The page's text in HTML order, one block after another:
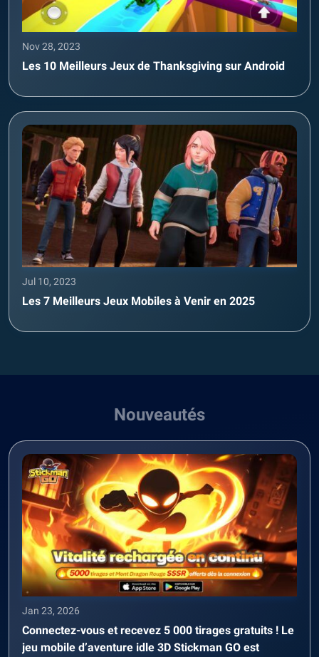
Nov 28, 2023
Les 10 Meilleurs Jeux de Thanksgiving sur Android
Jul 10, 2023
Les 7 Meilleurs Jeux Mobiles à Venir en 2025
Nouveautés
Jan 23, 2026
Connectez-vous et recevez 5 000 tirages gratuits ! Le
jeu mobile d’aventure idle 3D Stickman GO est